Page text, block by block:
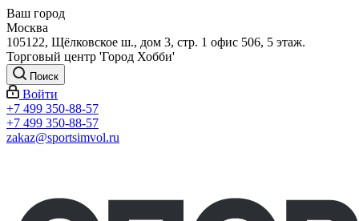
Ваш город
Москва
105122, Щёлковское ш., дом 3, стр. 1 офис 506, 5 этаж.
Торговый центр 'Город Хобби'
Поиск
Войти
+7 499 350-88-57
+7 499 350-88-57
zakaz@sportsimvol.ru